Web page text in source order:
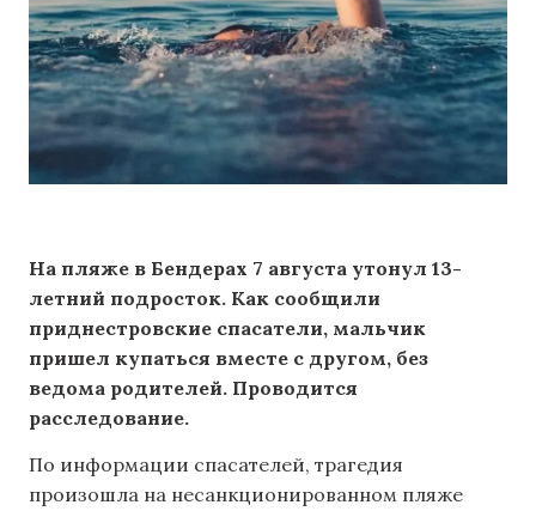
На пляже в Бендерах 7 августа утонул 13-
летний подросток. Как сообщили
приднестровские спасатели, мальчик
пришел купаться вместе с другом, без
ведома родителей. Проводится
расследование.
По информации спасателей, трагедия
произошла на несанкционированном пляже